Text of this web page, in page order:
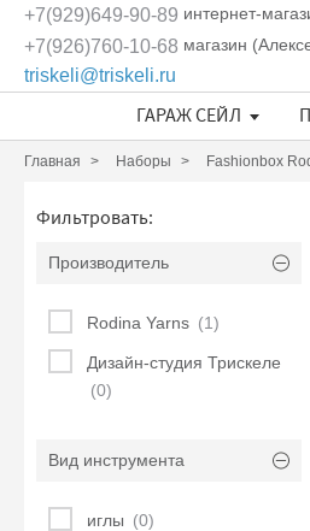
+7(929)649-90-89 интернет-
+7(926)760-10-68 магазин
triskeli@triskeli.ru
ГАРАЖ СЕЙЛ
Главная Наборы Fashionbox
Фильтровать:
Производитель
Rodina Yarns (1)
Дизайн-студия Трискеле
(0)
Вид инструмента
иглы (0)